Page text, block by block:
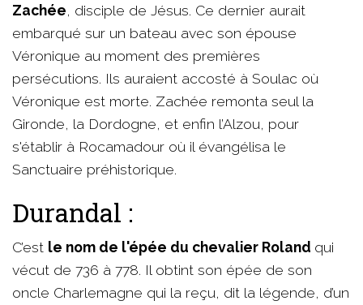
Zachée, disciple de Jésus. Ce dernier aurait
embarqué sur un bateau avec son épouse
Véronique au moment des premières
persécutions. Ils auraient accosté à Soulac où
Véronique est morte. Zachée remonta seul la
Gironde, la Dordogne, et enfin l’Alzou, pour
s'établir à Rocamadour où il évangélisa le
Sanctuaire préhistorique.
Durandal :
C’est le nom de l'épée du chevalier Roland qui
vécut de 736 à 778. Il obtint son épée de son
oncle Charlemagne qui la reçu, dit la légende, d’un